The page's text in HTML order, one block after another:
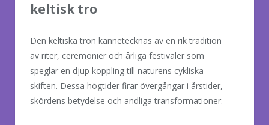
keltisk tro
Den keltiska tron kännetecknas av en rik tradition
av riter, ceremonier och årliga festivaler som
speglar en djup koppling till naturens cykliska
skiften. Dessa högtider firar övergångar i årstider,
skördens betydelse och andliga transformationer.